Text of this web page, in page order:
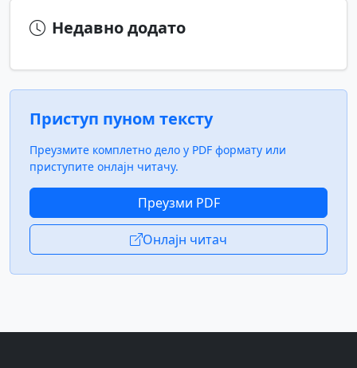
Недавно додато
Приступ пуном тексту
Преузмите комплетно дело у PDF формату или
приступите онлајн читачу.
Преузми PDF
Онлајн читач